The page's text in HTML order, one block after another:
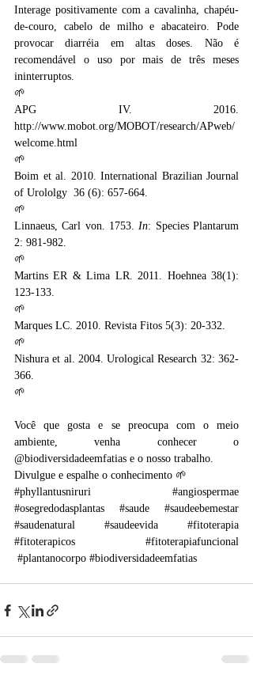
Interage positivamente com a cavalinha, chapéu-
de-couro, cabelo de milho e abacateiro. Pode
provocar diarréia em altas doses. Não é
recomendável o uso por mais de três meses
ininterruptos.
🌱
http://www.mobot.org/MOBOT/research/APweb/
welcome.html
🌱
Boim et al. 2010. International Brazilian Journal
of Urololgy  36 (6): 657-664.
🌱
Linnaeus, Carl von. 1753. In: Species Plantarum
2: 981-982.
🌱
Martins ER & Lima LR. 2011. Hoehnea 38(1):
123-133.
🌱
Marques LC. 2010. Revista Fitos 5(3): 20-332.
🌱
Nishura et al. 2004. Urological Research 32: 362-
366.
🌱
Você que gosta e se preocupa com o meio
ambiente, venha conhecer o
@biodiversidadeemfatias e o nosso trabalho.
Divulgue e espalhe o conhecimento 🌱
#phyllantusniruri
#angiospermae
#osegredodasplantas
#saude
#saudeebemestar
#saudenatural
#saudeevida
#fitoterapia
#fitoterapicos
#fitoterapiafuncional
#plantanocorpo #biodiversidadeemfatias